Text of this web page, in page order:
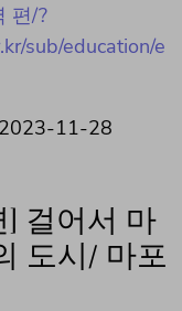
편/?
sub/education/e
11-28
걸어서 마
도시/ 마포